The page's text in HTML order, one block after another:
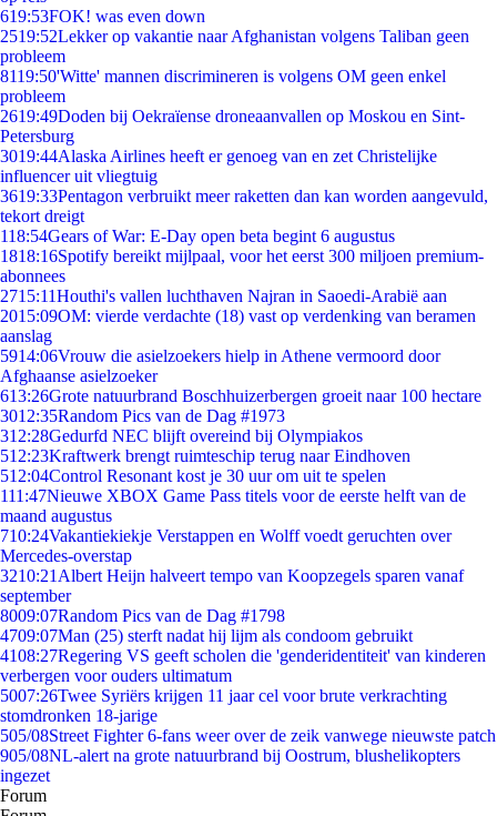
619:53FOK! was even down
2519:52Lekker op vakantie naar Afghanistan volgens Taliban geen
probleem
8119:50'Witte' mannen discrimineren is volgens OM geen enkel
probleem
2619:49Doden bij Oekraïense droneaanvallen op Moskou en Sint-
Petersburg
3019:44Alaska Airlines heeft er genoeg van en zet Christelijke
influencer uit vliegtuig
3619:33Pentagon verbruikt meer raketten dan kan worden aangevuld,
tekort dreigt
118:54Gears of War: E-Day open beta begint 6 augustus
1818:16Spotify bereikt mijlpaal, voor het eerst 300 miljoen premium-
abonnees
2715:11Houthi's vallen luchthaven Najran in Saoedi-Arabië aan
2015:09OM: vierde verdachte (18) vast op verdenking van beramen
aanslag
5914:06Vrouw die asielzoekers hielp in Athene vermoord door
Afghaanse asielzoeker
613:26Grote natuurbrand Boschhuizerbergen groeit naar 100 hectare
3012:35Random Pics van de Dag #1973
312:28Gedurfd NEC blijft overeind bij Olympiakos
512:23Kraftwerk brengt ruimteschip terug naar Eindhoven
512:04Control Resonant kost je 30 uur om uit te spelen
111:47Nieuwe XBOX Game Pass titels voor de eerste helft van de
maand augustus
710:24Vakantiekiekje Verstappen en Wolff voedt geruchten over
Mercedes-overstap
3210:21 Albert Heijn halveert tempo van Koopzegels sparen vanaf
september
8009:07Random Pics van de Dag #1798
4709:07Man (25) sterft nadat hij lijm als condoom gebruikt
4108:27Regering VS geeft scholen die 'genderidentiteit' van kinderen
verbergen voor ouders ultimatum
5007:26Twee Syriërs krijgen 11 jaar cel voor brute verkrachting
stomdronken 18-jarige
505/08Street Fighter 6-fans weer over de zeik vanwege nieuwste patch
905/08NL-alert na grote natuurbrand bij Oostrum, blushelikopters
ingezet
Forum